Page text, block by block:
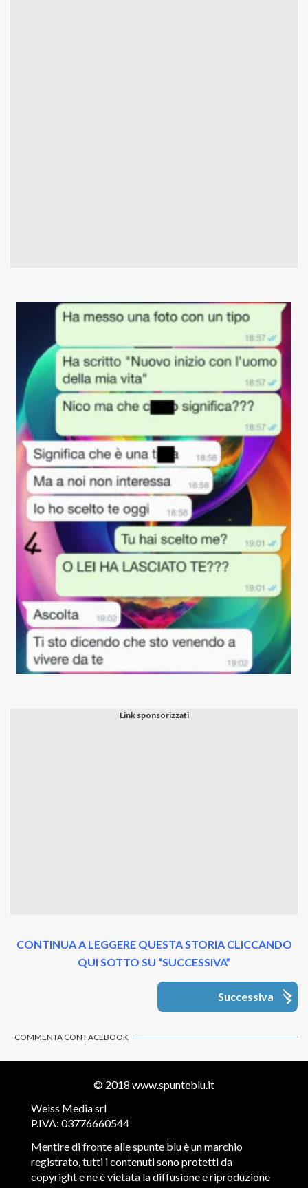
CONTINUA A LEGGERE QUESTA STORIA CLICCANDO
QUI SOTTO SU “SUCCESSIVA”
Successiva
COMMENTA CON FACEBOOK
© 2018 www.spunteblu.it
Weiss Media srl
P.IVA: 03776660544
Mentire di fronte alle spunte blu è un marchio
registrato, tutti i contenuti sono protetti da
copyright e ne è vietata la diffusione e riproduzione